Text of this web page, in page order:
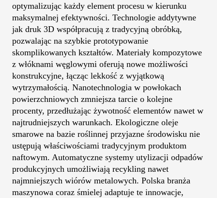
optymalizując każdy element procesu w kierunku
maksymalnej efektywności. Technologie addytywne
jak druk 3D współpracują z tradycyjną obróbką,
pozwalając na szybkie prototypowanie
skomplikowanych kształtów. Materiały kompozytowe
z włóknami węglowymi oferują nowe możliwości
konstrukcyjne, łącząc lekkość z wyjątkową
wytrzymałością. Nanotechnologia w powłokach
powierzchniowych zmniejsza tarcie o kolejne
procenty, przedłużając żywotność elementów nawet w
najtrudniejszych warunkach. Ekologiczne oleje
smarowe na bazie roślinnej przyjazne środowisku nie
ustępują właściwościami tradycyjnym produktom
naftowym. Automatyczne systemy utylizacji odpadów
produkcyjnych umożliwiają recykling nawet
najmniejszych wiórów metalowych. Polska branża
maszynowa coraz śmielej adaptuje te innowacje,